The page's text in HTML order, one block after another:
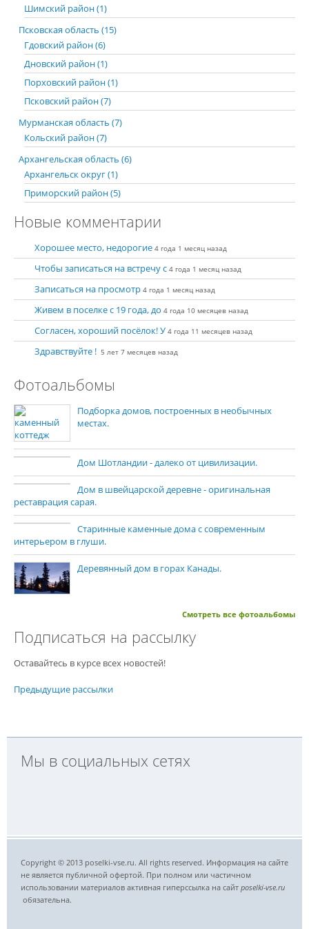
Шимский район (1)
Псковская область (15)
Гдовский район (6)
Дновский район (1)
Порховский район (1)
Псковский район (7)
Мурманская область (7)
Кольский район (7)
Архангельская область (6)
Архангельск округ (1)
Приморский район (5)
Новые комментарии
Хорошее место, недорогие 4 года 1 месяц назад
Чтобы записаться на встречу с 4 года 1 месяц назад
Записаться на просмотр 4 года 1 месяц назад
Живем в поселке с 19 года, до 4 года 10 месяцев назад
Согласен, хороший посёлок! У 4 года 11 месяцев назад
Здравствуйте ! 5 лет 7 месяцев назад
Фотоальбомы
Подборка домов, построенных в необычных
местах.
Дом Шотландии - далеко от цивилизации.
Дом в швейцарской деревне - оригинальная
реставрация сарая.
Старинные каменные дома с современным
интерьером в глуши.
Деревянный дом в горах Канады.
Смотреть все фотоальбомы
Подписаться на рассылку
Оставайтесь в курсе всех новостей!
Предыдущие рассылки
Мы в социальных сетях
Copyright © 2013 poselki-vse.ru. All rights reserved. Информация на сайте
не является публичной офертой. При полном или частичном
использовании материалов активная гиперссылка на сайт poselki-vse.ru​
обязательна.